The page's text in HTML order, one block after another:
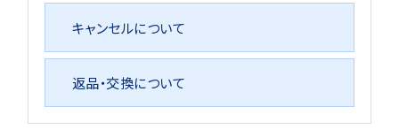
キャンセルについて
返品・交換について